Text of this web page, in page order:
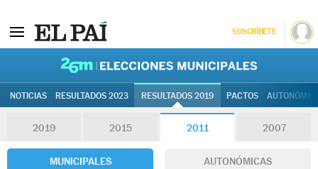
SUSCRÍBETE
NOTICIAS RESULTADOS 2023 RESULTADOS 2019 PACTOS
2019 2015 2011 2007
MUNICIPALES AUTONÓMICAS